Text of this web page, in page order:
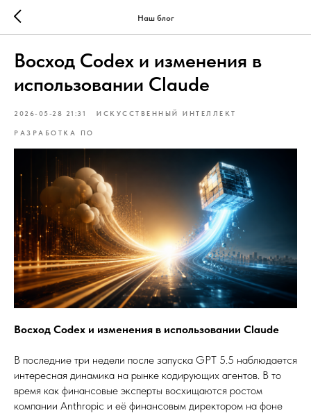
Наш блог
Восход Codex и изменения в
использовании Claude
2026-05-28 21:31 ИСКУССТВЕННЫЙ ИНТЕЛЛЕКТ
РАЗРАБОТКА ПО
Восход Codex и изменения в использовании Claude
В последние три недели после запуска GPT 5.5 наблюдается
интересная динамика на рынке кодирующих агентов. В то
время как финансовые эксперты восхищаются ростом
компании Anthropic и её финансовым директором на фоне